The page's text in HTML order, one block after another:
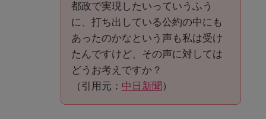
都政で実現したいっていうふう
に、打ち出している公約の中にも
あったのかなという声も私は受け
たんですけど、その声に対しては
どうお考えですか？
（引用元： 中日新聞 ）